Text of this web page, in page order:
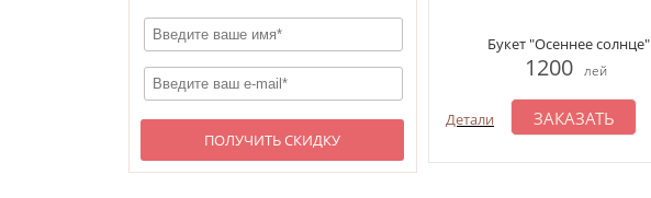
ПОЛУЧИТЬ СКИДКУ
Букет "Осеннее солнце"
1200 лей
Детали ЗАКАЗАТЬ